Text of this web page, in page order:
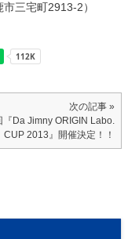
三宅町2913-2）
次の記事 »
『Da Jimny ORIGIN Labo.
CUP 2013』開催決定！！